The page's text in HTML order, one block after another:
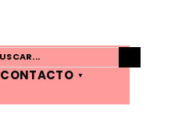
CONTACTO